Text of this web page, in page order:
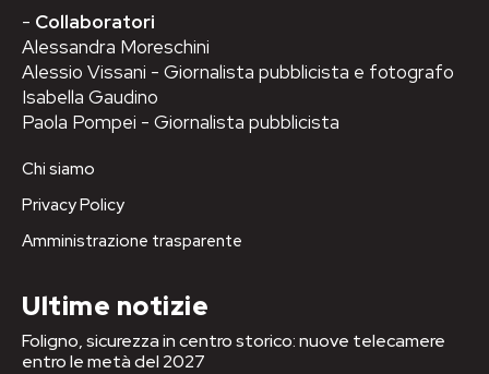
- Collaboratori
Alessandra Moreschini
Alessio Vissani - Giornalista pubblicista e fotografo
Isabella Gaudino
Paola Pompei - Giornalista pubblicista
Chi siamo
Privacy Policy
Amministrazione trasparente
Ultime notizie
Foligno, sicurezza in centro storico: nuove telecamere
entro le metà del 2027